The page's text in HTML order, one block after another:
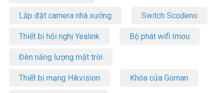
a. Kiểm tra nguồn điện vào bóng đèn kết nối với cảm ứng đã có điện
b. Kiểm tra lại xem bóng đèn cò vấn đề gì không?.
trường chưa?.
Độ nhạy kém:
Lắp đặt camera nhà xưởng Switch Scodeno
Thiết bị hội nghị Yealink Bộ phát wifi Imou
Đèn năng lượng mặt trời
Thiết bị mạng Hikvision Khóa cửa Goman